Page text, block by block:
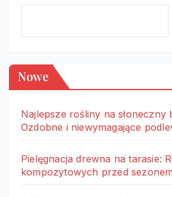
Nowe
Najlepsze rośliny na słoneczny
Ozdobne i niewymagające
Pielęgnacja drewna na tarasie:
kompozytowych przed